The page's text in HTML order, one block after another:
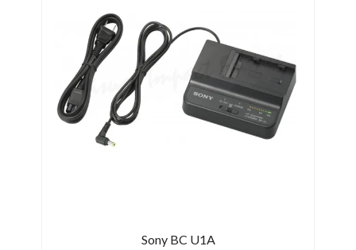
Sony BC U1A